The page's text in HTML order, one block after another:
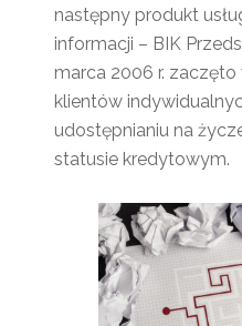
następny produkt
informacji – BIK
marca 2006 r.
klientów
udostępnianiu na
statusie kredytowym.